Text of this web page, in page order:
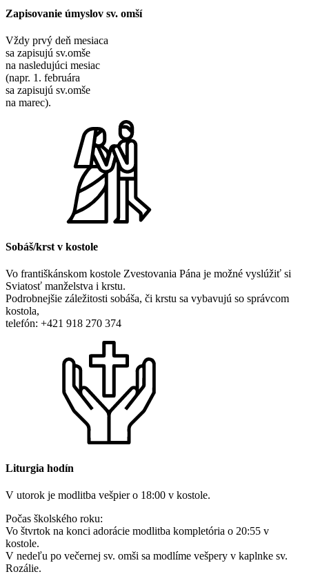
Zapisovanie úmyslov sv. omší
Vždy prvý deň mesiaca
sa zapisujú sv.omše
na nasledujúci mesiac
(napr. 1. februára
sa zapisujú sv.omše
na marec).
Sobáš/krst v kostole
Vo františkánskom kostole Zvestovania Pána je možné vyslúžiť si
Sviatosť manželstva i krstu.
Podrobnejšie záležitosti sobáša, či krstu sa vybavujú so správcom
kostola,
telefón: +421 918 270 374
Liturgia hodín
V utorok je modlitba vešpier o 18:00 v kostole.
Počas školského roku:
Vo štvrtok na konci adorácie modlitba kompletória o 20:55 v
kostole.
V nedeľu po večernej sv. omši sa modlíme vešpery v kaplnke sv.
Rozálie.